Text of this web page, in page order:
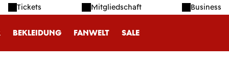
Tickets Mitgliedschaft Business
BEKLEIDUNG FANWELT SALE